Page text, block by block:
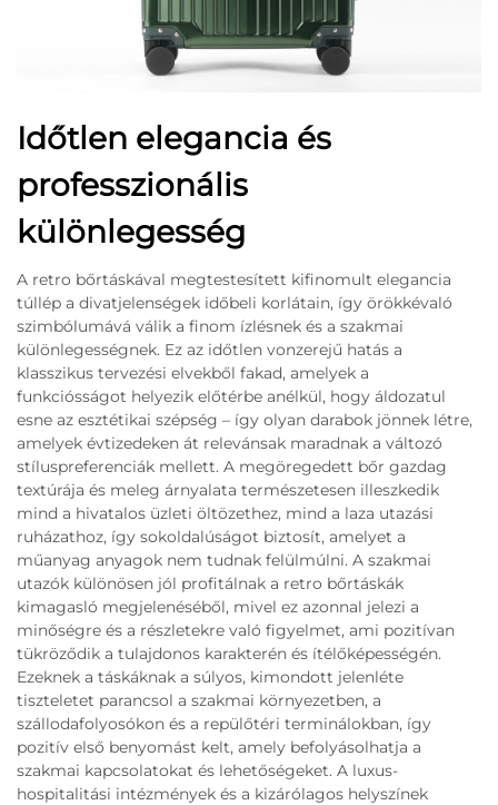
Időtlen elegancia és
professzionális
különlegesség
A retro bőrtáskával megtestesített kifinomult elegancia
túllép a divatjelenségek időbeli korlátain, így örökkévaló
szimbólumává válik a finom ízlésnek és a szakmai
különlegességnek. Ez az időtlen vonzerejű hatás a
klasszikus tervezési elvekből fakad, amelyek a
funkciósságot helyezik előtérbe anélkül, hogy áldozatul
esne az esztétikai szépség – így olyan darabok jönnek létre,
amelyek évtizedeken át relevánsak maradnak a változó
stíluspreferenciák mellett. A megöregedett bőr gazdag
textúrája és meleg árnyalata természetesen illeszkedik
mind a hivatalos üzleti öltözethez, mind a laza utazási
ruházathoz, így sokoldalúságot biztosít, amelyet a
műanyag anyagok nem tudnak felülmúlni. A szakmai
utazók különösen jól profitálnak a retro bőrtáskák
kimagasló megjelenéséből, mivel ez azonnal jelezi a
minőségre és a részletekre való figyelmet, ami pozitívan
tükröződik a tulajdonos karakterén és ítélőképességén.
Ezeknek a táskáknak a súlyos, kimondott jelenléte
tiszteletet parancsol a szakmai környezetben, a
szállodafolyosókon és a repülőtéri terminálokban, így
pozitív első benyomást kelt, amely befolyásolhatja a
szakmai kapcsolatokat és lehetőségeket. A luxus-
hospitalitási intézmények és a kizárólagos helyszínek